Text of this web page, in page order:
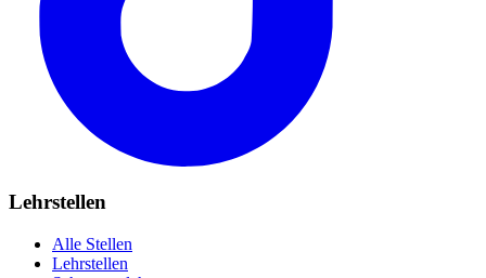
Lehrstellen
Alle Stellen
Lehrstellen